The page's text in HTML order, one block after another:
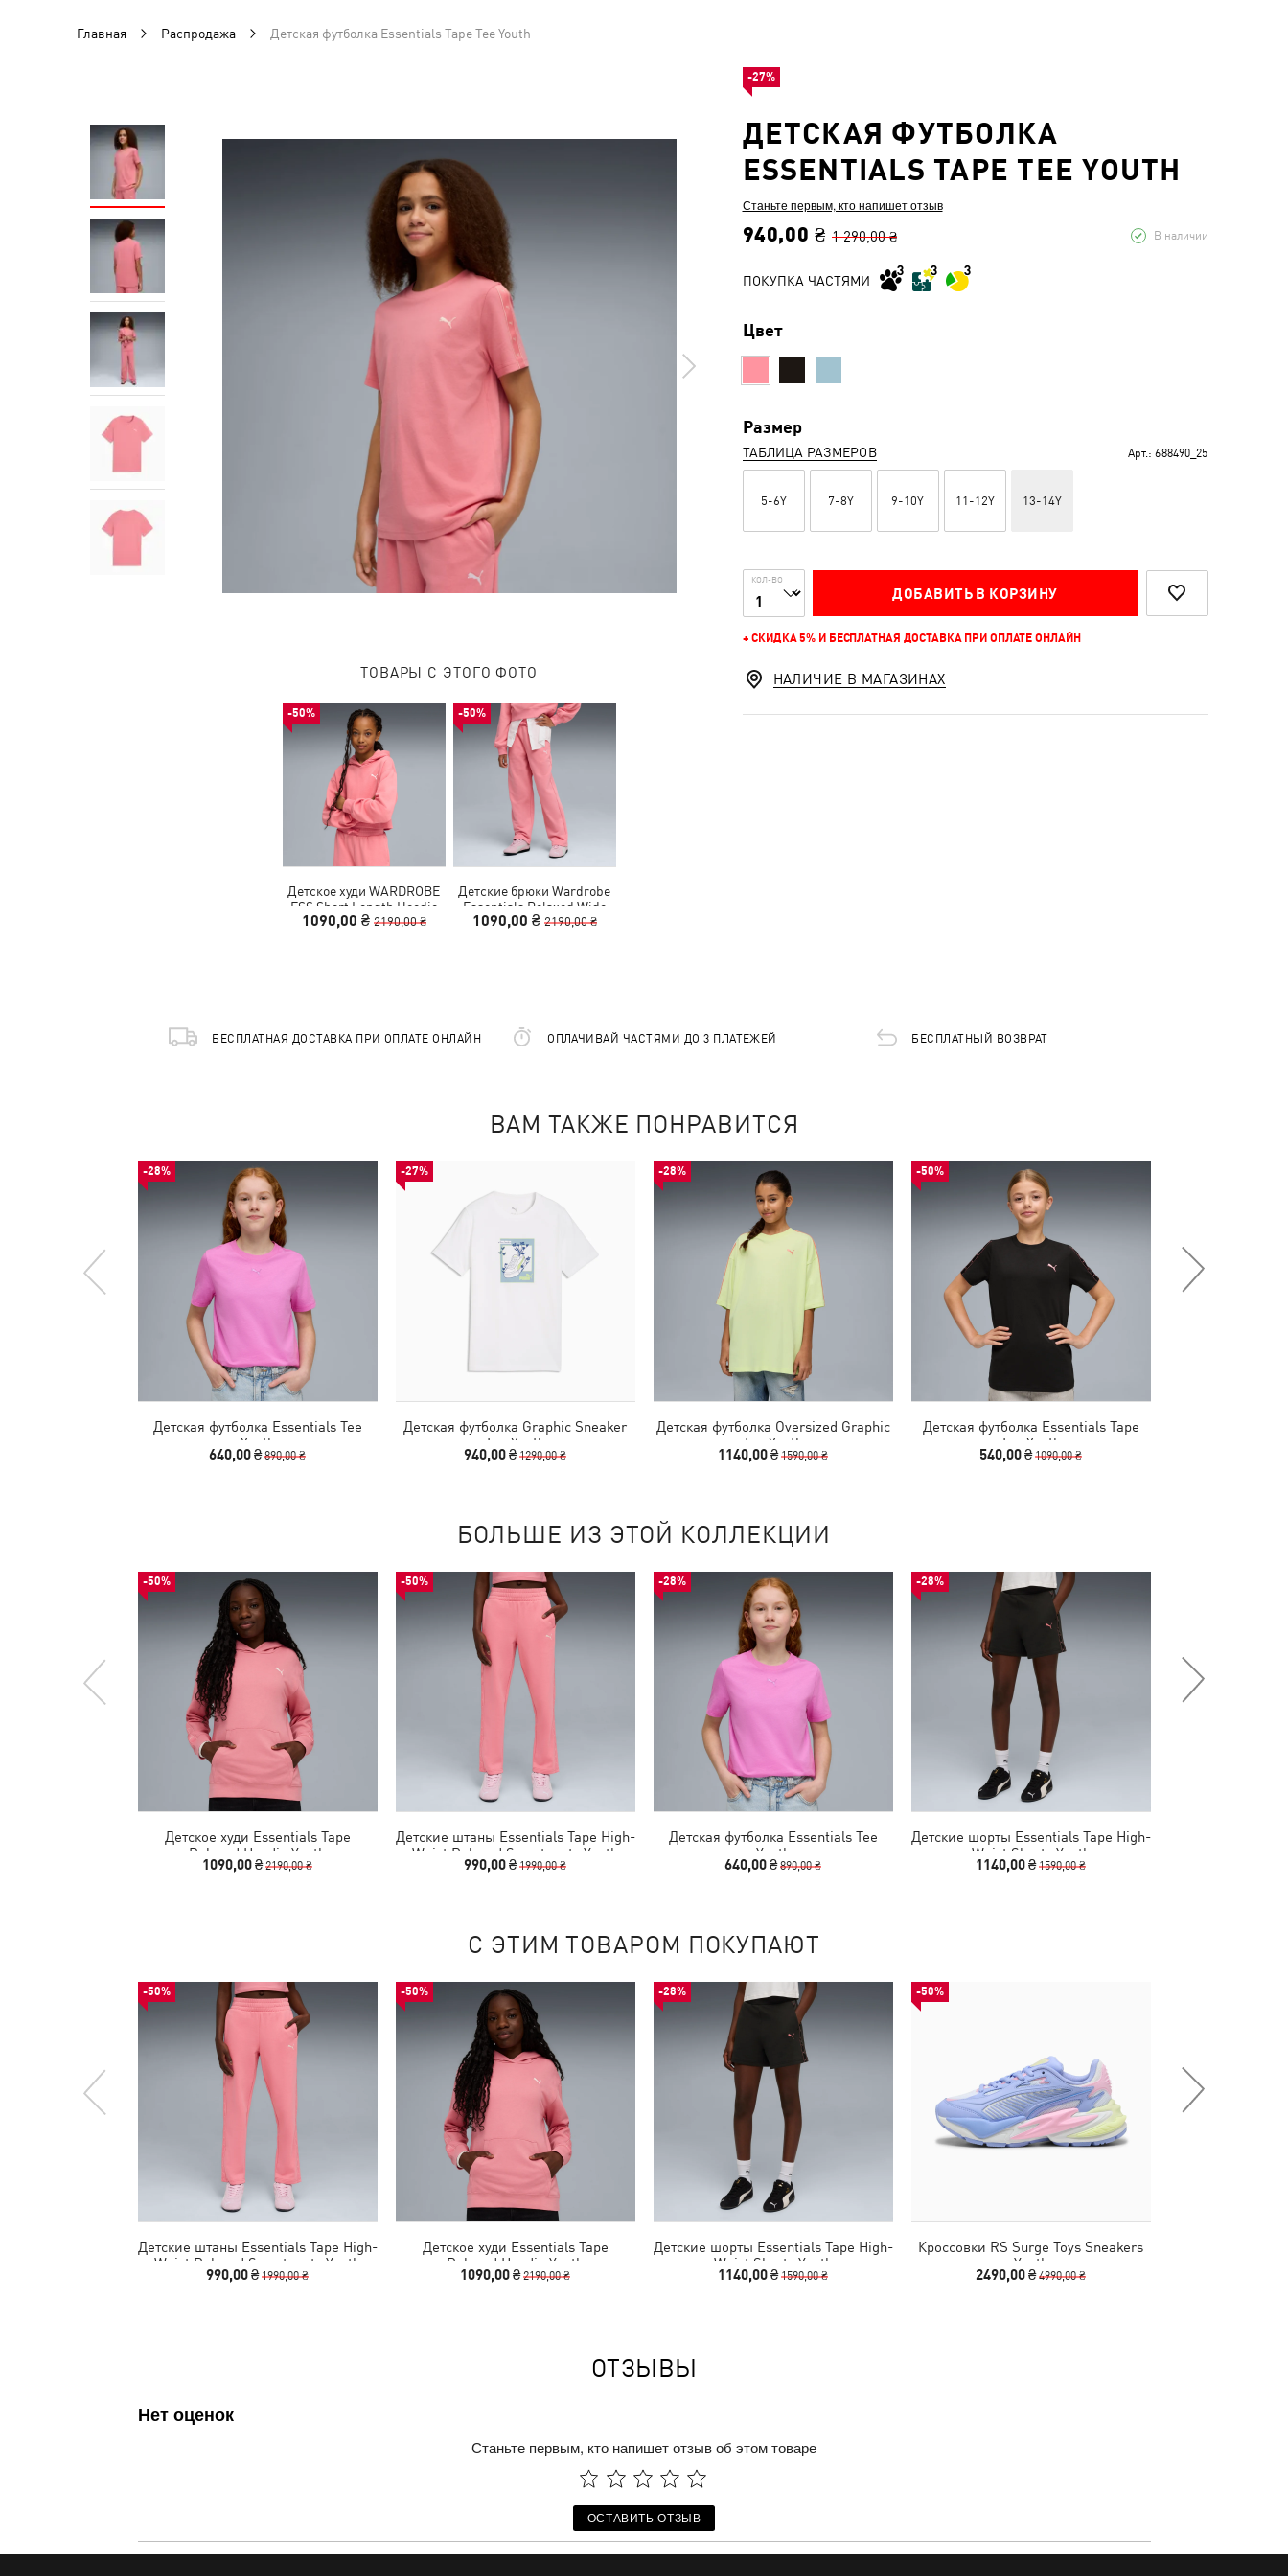
Главная Распродажа Детская футболка Essentials Tape Tee Youth
ТОВАРЫ С ЭТОГО ФОТО
-50%
Детское худи WARDROBE
ESS Short Length Hoodie
Youth
1090,00 ₴ 2190,00 ₴
-50%
Детские брюки Wardrobe
Essentials Relaxed Wide
Leg Sweatpants Youth
1090,00 ₴ 2190,00 ₴
ДЕТСКАЯ ФУТБОЛКА
ESSENTIALS TAPE TEE YOUTH
Станьте первым, кто напишет отзыв
940,00 ₴ 1 290,00 ₴ В наличии
ПОКУПКА ЧАСТЯМИ
Цвет
Размер
ТАБЛИЦА РАЗМЕРОВ Арт.: 688490_25
5-6Y 7-8Y 9-10Y 11-12Y 13-14Y
КОЛ-ВО
ДОБАВИТЬ В КОРЗИНУ
+ СКИДКА 5% И БЕСПЛАТНАЯ ДОСТАВКА ПРИ ОПЛАТЕ ОНЛАЙН
-27%
НАЛИЧИЕ В МАГАЗИНАХ
БЕСПЛАТНАЯ ДОСТАВКА ПРИ ОПЛАТЕ ОНЛАЙН ОПЛАЧИВАЙ ЧАСТЯМИ ДО 3 ПЛАТЕЖЕЙ БЕСПЛАТНЫЙ ВОЗВРАТ
ВАМ ТАКЖЕ ПОНРАВИТСЯ
-28%
Детская футболка Essentials Tee
Youth
640,00 ₴890,00 ₴
-27%
Детская футболка Graphic Sneaker
Tee Youth
940,00 ₴1290,00 ₴
-28%
Детская футболка Oversized Graphic
Tee Youth
1140,00 ₴1590,00 ₴
-50%
Детская футболка Essentials Tape
Tee Youth
540,00 ₴1090,00 ₴
БОЛЬШЕ ИЗ ЭТОЙ КОЛЛЕКЦИИ
-50%
Детское худи Essentials Tape
Relaxed Hoodie Youth
1090,00 ₴2190,00 ₴
-50%
Детские штаны Essentials Tape High-
Waist Relaxed Sweatpants Youth
990,00 ₴1990,00 ₴
-28%
Детская футболка Essentials Tee
Youth
640,00 ₴890,00 ₴
-28%
Детские шорты Essentials Tape High-
Waist Shorts Youth
1140,00 ₴1590,00 ₴
С ЭТИМ ТОВАРОМ ПОКУПАЮТ
-50%
Детские штаны Essentials Tape High-
Waist Relaxed Sweatpants Youth
990,00 ₴1990,00 ₴
-50%
Детское худи Essentials Tape
Relaxed Hoodie Youth
1090,00 ₴2190,00 ₴
-28%
Детские шорты Essentials Tape High-
Waist Shorts Youth
1140,00 ₴1590,00 ₴
-50%
Кроссовки RS Surge Toys Sneakers
Youth
2490,00 ₴4990,00 ₴
ОТЗЫВЫ
Нет оценок
Станьте первым, кто напишет отзыв об этом товаре
ОСТАВИТЬ ОТЗЫВ